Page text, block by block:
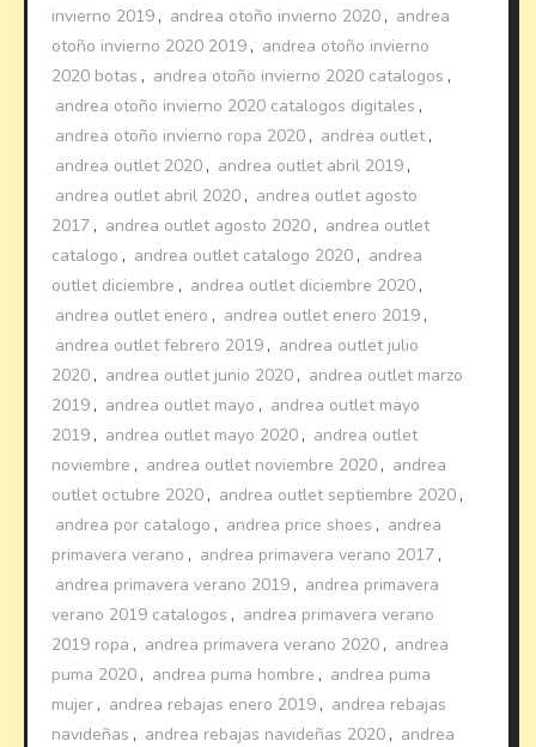
invierno 2019 , andrea otoño invierno 2020 , andrea
otoño invierno 2020 2019 , andrea otoño invierno
2020 botas , andrea otoño invierno 2020 catalogos ,
andrea otoño invierno 2020 catalogos digitales ,
andrea otoño invierno ropa 2020 , andrea outlet,
andrea outlet 2020 , andrea outlet abril 2019 ,
andrea outlet abril 2020 , andrea outlet agosto
2017 , andrea outlet agosto 2020 , andrea outlet
catalogo , andrea outlet catalogo 2020 , andrea
outlet diciembre , andrea outlet diciembre 2020 ,
andrea outlet enero , andrea outlet enero 2019 ,
andrea outlet febrero 2019 , andrea outlet julio
2020 , andrea outlet junio 2020 , andrea outlet marzo
2019 , andrea outlet mayo , andrea outlet mayo
2019 , andrea outlet mayo 2020 , andrea outlet
noviembre , andrea outlet noviembre 2020 , andrea
outlet octubre 2020 , andrea outlet septiembre 2020 ,
andrea por catalogo , andrea price shoes , andrea
primavera verano , andrea primavera verano 2017 ,
andrea primavera verano 2019 , andrea primavera
verano 2019 catalogos , andrea primavera verano
2019 ropa , andrea primavera verano 2020 , andrea
puma 2020 , andrea puma hombre , andrea puma
mujer , andrea rebajas enero 2019 , andrea rebajas
navideñas , andrea rebajas navideñas 2020 , andrea